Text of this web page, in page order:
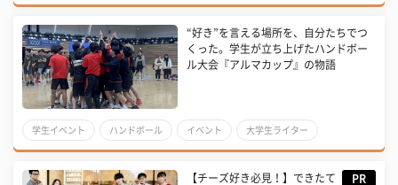
キャンパスライフ ガジェット 経験者に聞いた
“好き”を言える場所を、自分たちでつ
くった。学生が立ち上げたハンドボー
ル大会『アルマカップ』の物語
学生イベント ハンドボール イベント 大学生ライター
【チーズ好き必見！】できたて
PR